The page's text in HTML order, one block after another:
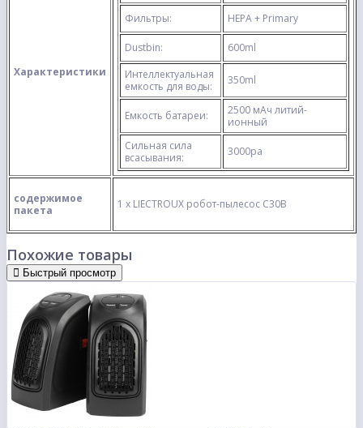
Характеристики
Фильтры: HEPA + Primary
Dustbin:
600ml
Интеллектуальная
емкость для воды:
350ml
Емкость батареи:
2500 мАч литий-
ионный
Сильная сила
всасывания:
3000pa
содержимое
пакета
1 х LIECTROUX робот-пылесос C30B
Похожие товары
Быстрый просмотр